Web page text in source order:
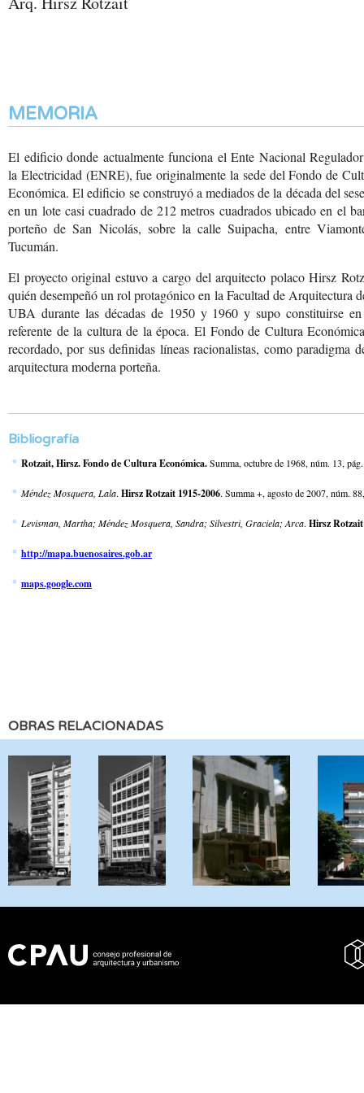
MEMORIA
El edificio donde actualmente funciona el Ente Nacional
la Electricidad (ENRE), fue originalmente la sede del Fondo de
Económica. El edificio se construyó a mediados de la década del
en un lote casi cuadrado de 212 metros cuadrados ubicado en el
porteño de San Nicolás, sobre la calle Suipacha, entre
Tucumán.
El proyecto original estuvo a cargo del arquitecto polaco Hirsz
quién desempeñó un rol protagónico en la Facultad de Arquitectura
UBA durante las décadas de 1950 y 1960 y supo constituirse
referente de la cultura de la época. El Fondo de Cultura
recordado, por sus definidas líneas racionalistas, como paradigma
arquitectura moderna porteña.
Bibliografía
Rotzait, Hirsz. Fondo de Cultura Económica.Summa, octubre de 1968, núm. 13,
Méndez Mosquera, Lala. Hirsz Rotzait 1915-2006. Summa +, agosto de 2007, núm.
Levisman, Martha; Méndez Mosquera, Sandra; Silvestri, Graciela; Arca. Hirsz
http://mapa.buenosaires.gob.ar
maps.google.com
OBRAS RELACIONADAS